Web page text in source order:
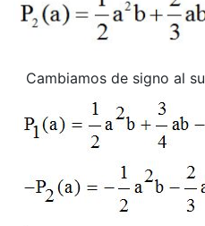
Cambiamos de signo al